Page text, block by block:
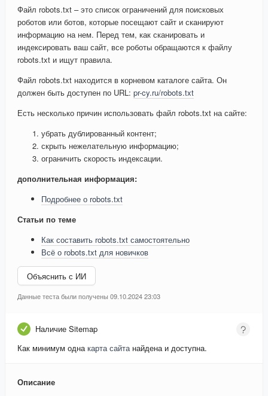
Файл robots.txt – это список ограничений для поисковых
роботов или ботов, которые посещают сайт и сканируют
информацию на нем. Перед тем, как сканировать и
индексировать ваш сайт, все роботы обращаются к файлу
robots.txt и ищут правила.
Файл robots.txt находится в корневом каталоге сайта. Он
должен быть доступен по URL: pr-cy.ru/robots.txt
Есть несколько причин использовать файл robots.txt на сайте:
убрать дублированный контент;
скрыть нежелательную информацию;
ограничить скорость индексации.
дополнительная информация:
Подробнее о robots.txt
Статьи по теме
Как составить robots.txt самостоятельно
Всё о robots.txt для новичков
Объяснить с ИИ
Данные теста были получены 09.10.2024 23:03
Наличие Sitemap
Как минимум однакарта сайтанайдена и доступна.
Описание